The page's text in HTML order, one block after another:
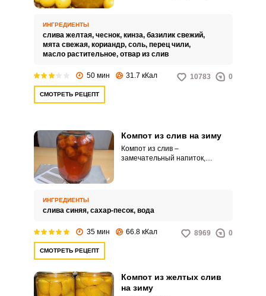
не займет много времени.
ИНГРЕДИЕНТЫ
слива желтая, чеснок, кинза, базилик свежий,
мята свежая, кориандр, соль, перец чили,
масло растительное, отвар из слив
50 мин 31.7 кКал 10783 0
СМОТРЕТЬ РЕЦЕПТ
Компот из слив на зиму
Компот из слив –
замечательный напиток,
ИНГРЕДИЕНТЫ
слива синяя, сахар-песок, вода
35 мин 66.8 кКал 8969 0
СМОТРЕТЬ РЕЦЕПТ
Компот из желтых слив
на зиму